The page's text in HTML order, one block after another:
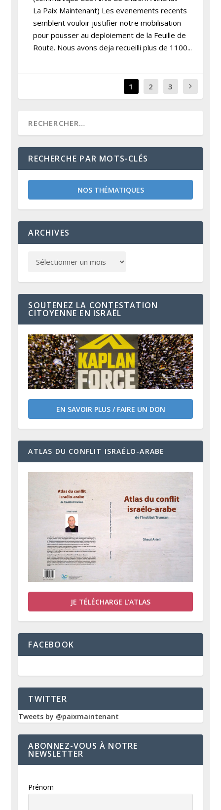
La Paix Maintenant) Les evenements recents
semblent vouloir justifier notre mobilisation
pour pousser au deploiement de la Feuille de
Route. Nous avons deja recueilli plus de 1100...
1 2 3
RECHERCHE PAR MOTS-CLÉS
NOS THÉMATIQUES
ARCHIVES
SOUTENEZ LA CONTESTATION
CITOYENNE EN ISRAËL
EN SAVOIR PLUS / FAIRE UN DON
ATLAS DU CONFLIT ISRAÉLO-ARABE
JE TÉLÉCHARGE L’ATLAS
FACEBOOK
TWITTER
Tweets by @paixmaintenant
ABONNEZ-VOUS À NOTRE
NEWSLETTER
Prénom